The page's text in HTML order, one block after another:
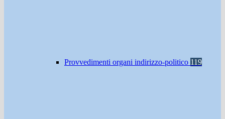
Provvedimenti organi indirizzo-politico 119